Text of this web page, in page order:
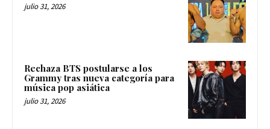
julio 31, 2026
Rechaza BTS postularse a los
Grammy tras nueva categoría para
música pop asiática
julio 31, 2026